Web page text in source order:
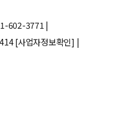
602-3771 |
[사업자정보확인] |